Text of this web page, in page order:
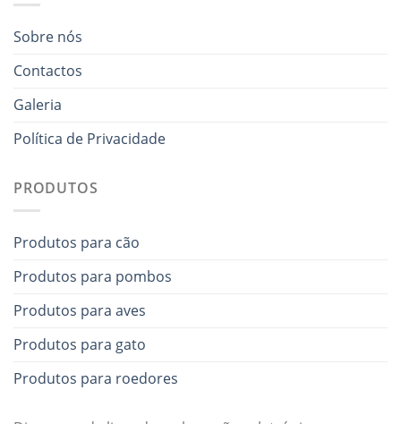
Sobre nós
Contactos
Galeria
Política de Privacidade
PRODUTOS
Produtos para cão
Produtos para pombos
Produtos para aves
Produtos para gato
Produtos para roedores